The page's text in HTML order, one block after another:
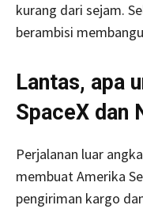
kurang dari sejam.
berambisi
Lantas, apa
SpaceX dan
Perjalanan luar
membuat Amerika
pengiriman kargo